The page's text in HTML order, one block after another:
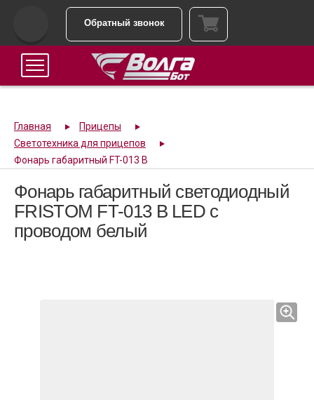
Обратный звонок
Главная
Прицепы
Светотехника для прицепов
Фонарь габаритный FT-013 B
Фонарь габаритный светодиодный
FRISTOM FT-013 B LED с
проводом белый